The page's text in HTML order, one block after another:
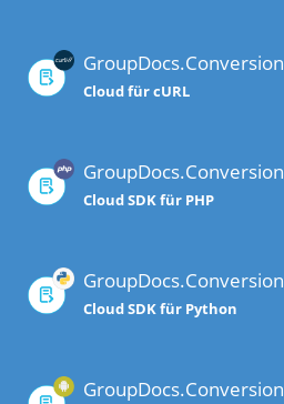
GroupDocs.Conversion
Cloud für cURL
GroupDocs.Conversion
Cloud SDK für PHP
GroupDocs.Conversion
Cloud SDK für Python
GroupDocs.Conversion